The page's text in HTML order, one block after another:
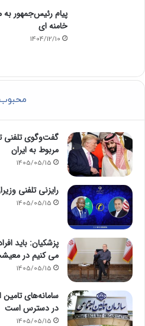
پیام رئیس‌جمهور به
خامنه ای
1404/12/10
گفت‌وگوی تلفنی
مربوط به ایران
1405/05/15
رایزنی تلفنی
1405/05/15
پزشکیان: باید
می کنیم در
1405/05/15
سامانه‌های
در دسترس است
1405/05/15